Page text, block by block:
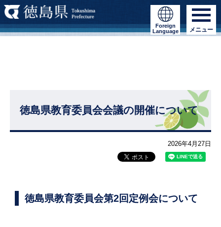
Foreign
Language
メニュー
徳島県教育委員会会議の開催について
2026年4月27日
徳島県教育委員会第2回定例会について